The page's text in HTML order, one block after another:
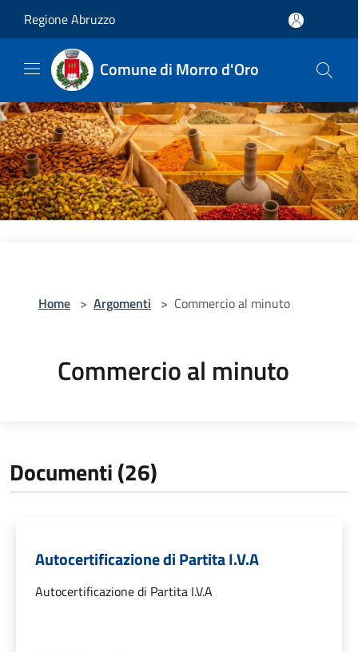
Regione Abruzzo
Comune di Morro d'Oro
Home > Argomenti > Commercio al minuto
Commercio al minuto
Documenti (26)
Autocertificazione di Partita I.V.A
Autocertificazione di Partita I.V.A